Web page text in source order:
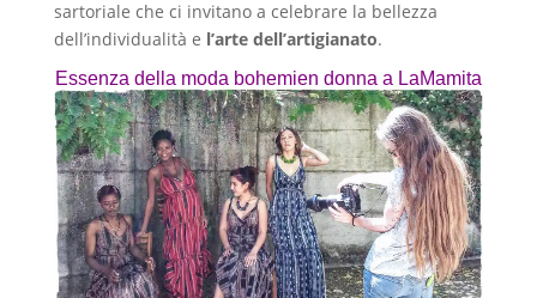
sartoriale che ci invitano a celebrare la bellezza
dell’individualità e l’arte dell’artigianato.
Essenza della moda bohemien donna a LaMamita